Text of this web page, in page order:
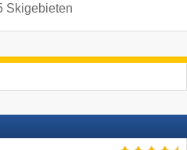
Skigebieten